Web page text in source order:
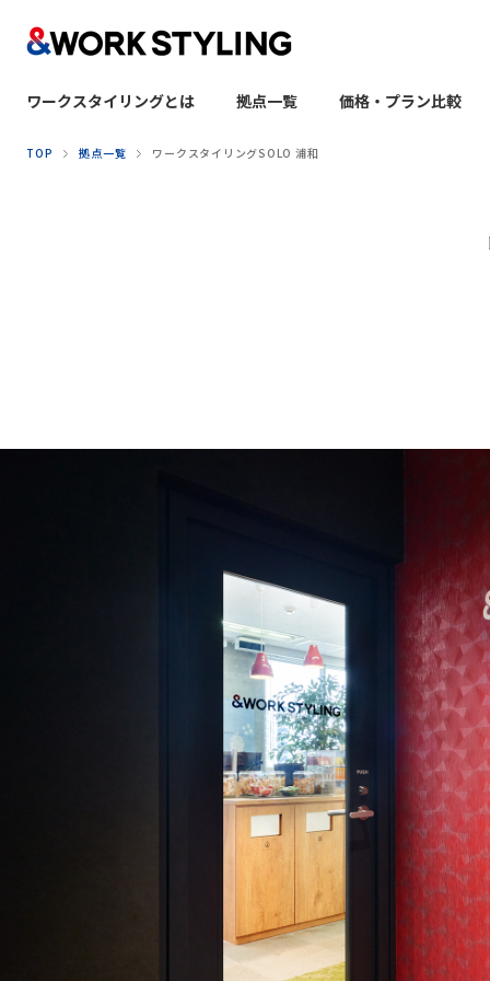
本文へ移動
ワークスタイリングとは 拠点一覧 価格・プラン比較
TOP 拠点一覧 ワークスタイリングSOLO 浦和